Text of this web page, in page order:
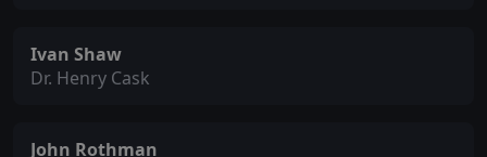
Ivan Shaw
Dr. Henry Cask
John Rothman